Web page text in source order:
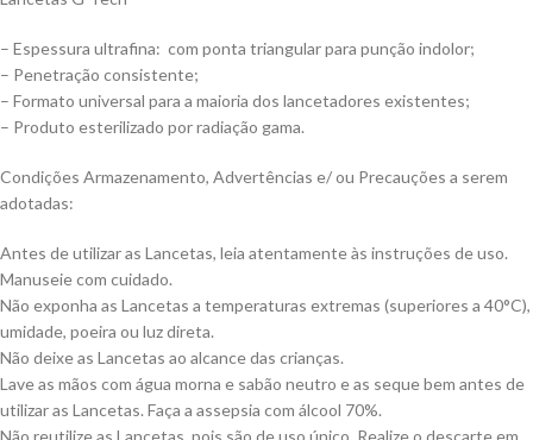
– Espessura ultrafina: com ponta triangular para punção indolor;
– Penetração consistente;
– Formato universal para a maioria dos lancetadores existentes;
– Produto esterilizado por radiação gama.
Condições Armazenamento, Advertências e/ ou Precauções a serem
adotadas:
Antes de utilizar as Lancetas, leia atentamente às instruções de uso.
Manuseie com cuidado.
Não exponha as Lancetas a temperaturas extremas (superiores a 40°C),
umidade, poeira ou luz direta.
Não deixe as Lancetas ao alcance das crianças.
Lave as mãos com água morna e sabão neutro e as seque bem antes de
utilizar as Lancetas. Faça a assepsia com álcool 70%.